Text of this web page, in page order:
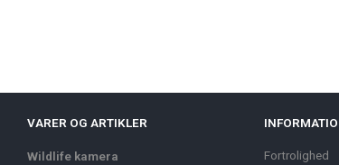
VARER OG ARTIKLER
Wildlife kamera
Fortrolighed